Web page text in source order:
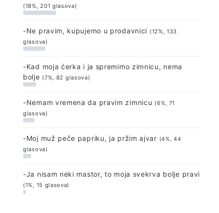
(18%, 201 glasova)
-Ne pravim, kupujemo u prodavnici (12%, 133
glasova)
-Kad moja ćerka i ja spremimo zimnicu, nema
bolje (7%, 82 glasova)
-Nemam vremena da pravim zimnicu (6%, 71
glasova)
-Moj muž peče papriku, ja pržim ajvar (4%, 44
glasova)
-Ja nisam neki mastor, to moja svekrva bolje pravi
(1%, 15 glasova)